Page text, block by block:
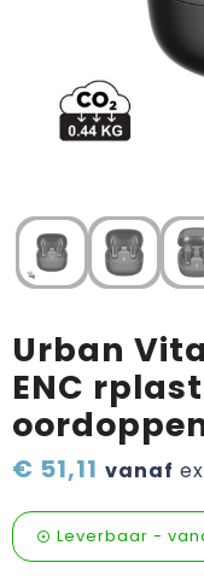
Verzorging &
Onderweg
Sinterklaas
Wijn, bier en
Urban
ENC
€ 51,11 vanaf
Leverbaar -